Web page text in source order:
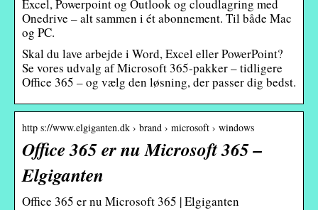
Excel, Powerpoint og Outlook og cloudlagring med
Onedrive – alt sammen i ét abonnement. Til både Mac
og PC.
Skal du lave arbejde i Word, Excel eller PowerPoint?
Se vores udvalg af Microsoft 365-pakker – tidligere
Office 365 – og vælg den løsning, der passer dig bedst.
http s://www.elgiganten.dk › brand › microsoft › windows
Office 365 er nu Microsoft 365 –
Elgiganten
Office 365 er nu Microsoft 365 | Elgiganten